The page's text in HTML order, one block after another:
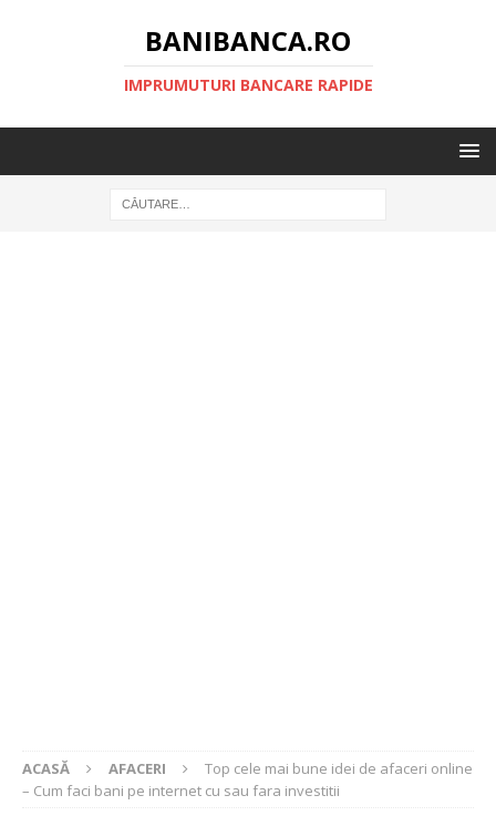
BANIBANCA.RO
IMPRUMUTURI BANCARE RAPIDE
ACASĂ AFACERI
Top cele mai bune idei de afaceri online
– Cum faci bani pe internet cu sau fara investitii